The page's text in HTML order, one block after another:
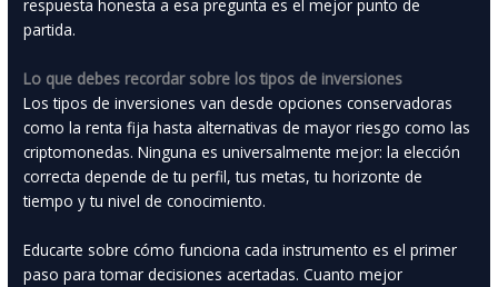
respuesta honesta a esa pregunta es el mejor punto de
partida.
Lo que debes recordar sobre los tipos de inversiones
Los tipos de inversiones van desde opciones conservadoras
como la renta fija hasta alternativas de mayor riesgo como las
criptomonedas. Ninguna es universalmente mejor: la elección
correcta depende de tu perfil, tus metas, tu horizonte de
tiempo y tu nivel de conocimiento.
Educarte sobre cómo funciona cada instrumento es el primer
paso para tomar decisiones acertadas. Cuanto mejor